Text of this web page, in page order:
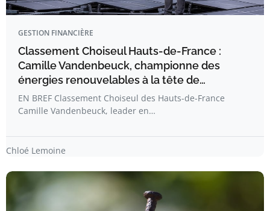
GESTION FINANCIÈRE
Classement Choiseul Hauts-de-France :
Camille Vandenbeuck, championne des
énergies renouvelables à la tête de…
EN BREF Classement Choiseul des Hauts-de-France
Camille Vandenbeuck, leader en…
Chloé Lemoine